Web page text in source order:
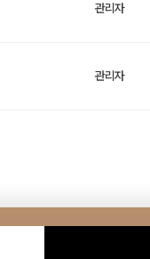
관리자
관리자